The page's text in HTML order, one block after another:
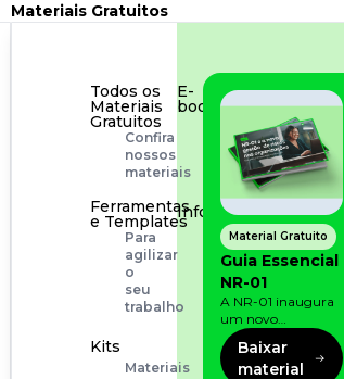
Materiais Gratuitos
Todos os
Materiais
Gratuitos
Confira
nossos
materiais
E-
book
Aprofunde
seu
conhecimento
Ferramentas
e Templates
Para
agilizar
o
seu
trabalho
Infográfico
Conteúdo
prático
rápido
Kits
Materiais
Material Gratuito
Guia Essencial
NR-01
A NR-01 inaugura
um novo
momento na
prevenção de riscos:
agora, além dos
Baixar
material